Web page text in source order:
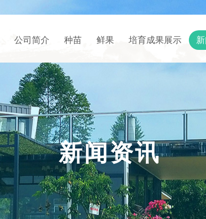
培育成果展示
鲜果
种苗
公司简介
新闻资讯